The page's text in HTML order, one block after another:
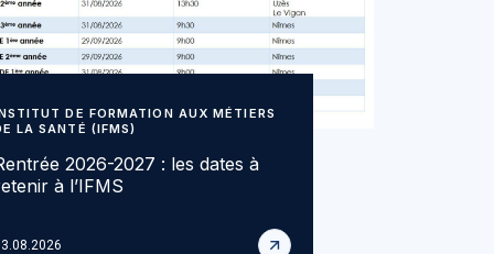
DE FORMATION AUX MÉTIERS
LA SANTÉ (IFMS)
2026-2027 : les dates à
à l’IFMS